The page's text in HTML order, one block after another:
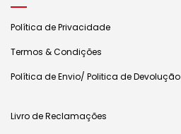
Política de Privacidade
Termos & Condições
Política de Envio/ Politica de Devolução
Livro de Reclamações